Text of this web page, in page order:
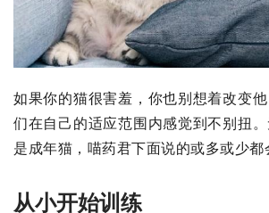
如果你的猫很害羞，你也别想着改变
们在自己的适应范围内感觉到不别扭
是成年猫，喵药君下面说的或多或少
从小开始训练